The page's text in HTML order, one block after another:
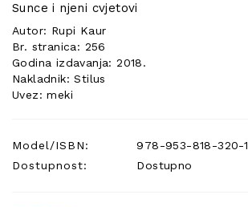
Sunce i njeni cvjetovi
Autor: Rupi Kaur
Br. stranica: 256
Godina izdavanja: 2018.
Nakladnik: Stilus
Uvez: meki
Model/ISBN:
978-953-818-320-1
Dostupnost:
Dostupno